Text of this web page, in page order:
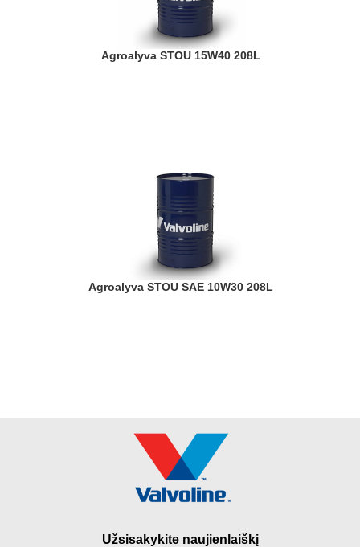
Agroalyva STOU 15W40 208L
Agroalyva STOU SAE 10W30 208L
Užsisakykite naujienlaiškį